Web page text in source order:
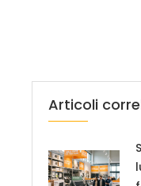
Articoli